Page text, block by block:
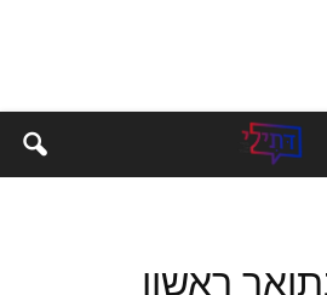
ראשון